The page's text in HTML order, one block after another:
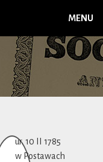
MENU
ur. 10 II 1785
w Postawach